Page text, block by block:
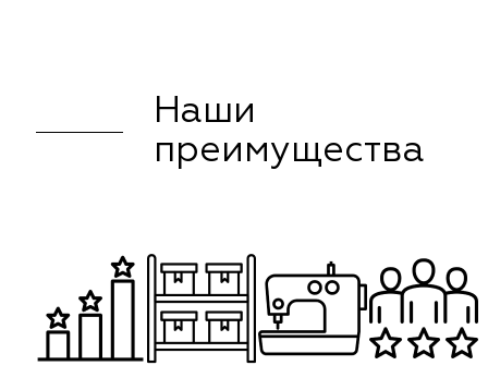
Наши
преимущества